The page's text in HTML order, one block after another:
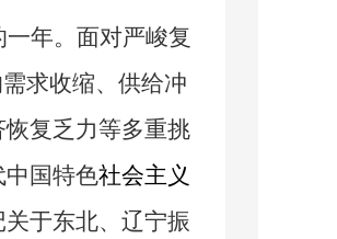
年。面对严峻复
求收缩、供给冲
复乏力等多重挑
中国特色社会主义
于东北、辽宁振